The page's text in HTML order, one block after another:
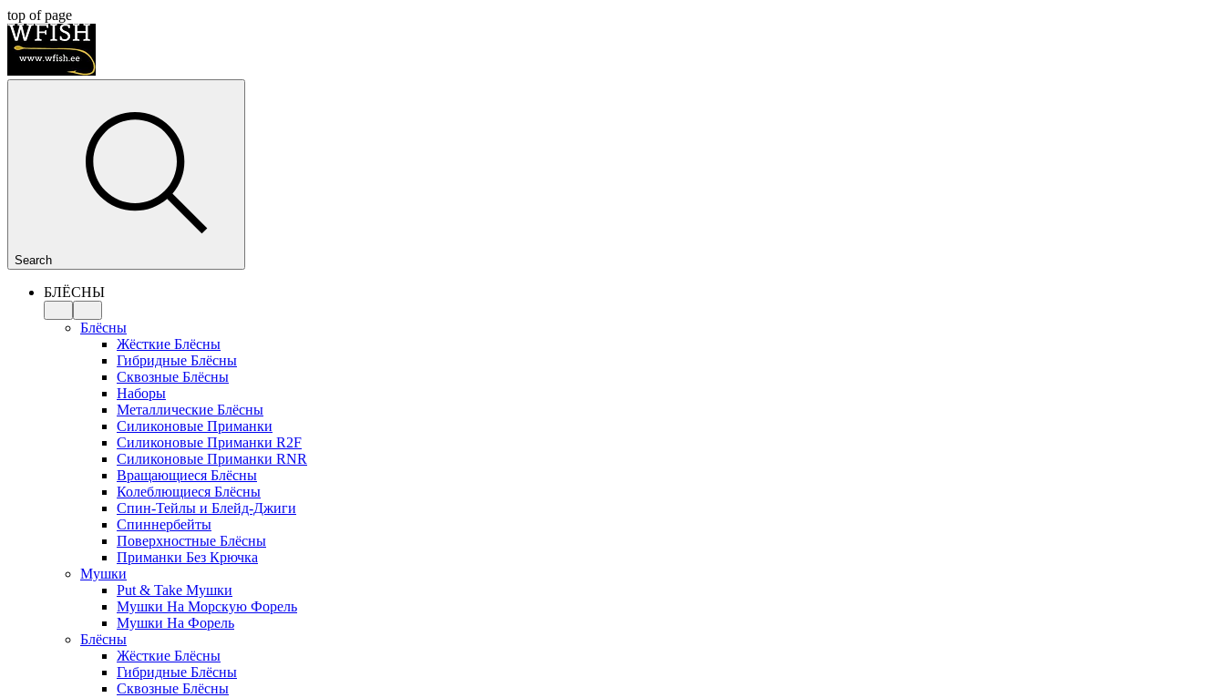
top of page
Search
БЛЁСНЫ
Блёсны
Жёсткие Блёсны
Гибридные Блёсны
Сквозные Блёсны
Наборы
Металлические Блёсны
Силиконовые Приманки
Силиконовые Приманки R2F
Силиконовые Приманки RNR
Вращающиеся Блёсны
Колеблющиеся Блёсны
Спин-Тейлы и Блейд-Джиги
Спиннербейты
Поверхностные Блёсны
Приманки Без Крючка
Мушки
Put & Take Мушки
Мушки На Морскую Форель
Мушки На Форель
Блёсны
Жёсткие Блёсны
Гибридные Блёсны
Сквозные Блёсны